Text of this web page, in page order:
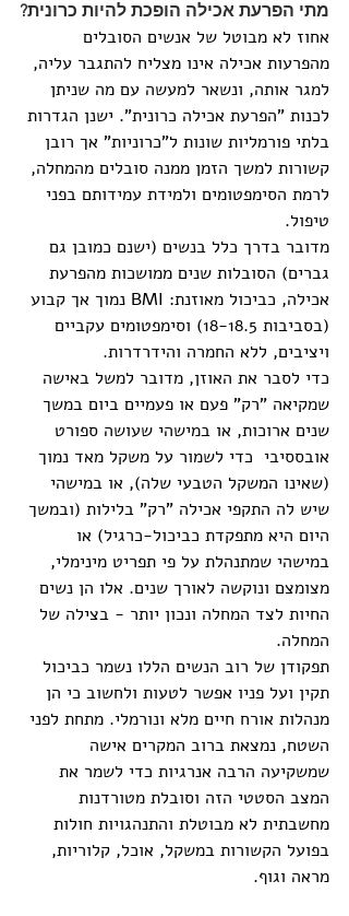
מתי הפרעת אכילה הופכת להיות כרונית?
אחוז לא מבוטל של אנשים הסובלים
מהפרעות אכילה אינו מצליח להתגבר עליה,
למגר אותה, ונשאר למעשה עם מה שניתן
לכנות "הפרעת אכילה כרונית". ישנן הגדרות
בלתי פורמליות שונות ל"כרוניות" אך רובן
קשורות למשך הזמן ממנה סובלים מהמחלה,
לרמת הסימפטומים ולמידת עמידותם בפני
טיפול.
מדובר בדרך כלל בנשים (ישנם כמובן גם
גברים) הסובלות שנים ממושכות מהפרעת
אכילה, כביכול מאוזנת: BMI נמוך אך קבוע
(בסביבות 18-18.5) וסימפטומים עקביים
ויציבים, ללא החמרה והידרדרות.
כדי לסבר את האוזן, מדובר למשל באישה
שמקיאה "רק" פעם או פעמיים ביום במשך
שנים ארוכות, או במישהי שעושה ספורט
אובססיבי  כדי לשמור על משקל מאד נמוך
(שאינו המשקל הטבעי שלה), או במישהי
שיש לה התקפי אכילה "רק" בלילות (ובמשך
היום היא מתפקדת כביכול-כרגיל) או
במישהי שמתנהלת על פי תפריט מינימלי,
מצומצם ונוקשה לאורך שנים. אלו הן נשים
החיות לצד המחלה ונכון יותר - בצילה של
המחלה.
תפקודן של רוב הנשים הללו נשמר כביכול
תקין ועל פניו אפשר לטעות ולחשוב כי הן
מנהלות אורח חיים מלא ונורמלי. מתחת לפני
השטח, נמצאת ברוב המקרים אישה
שמשקיעה הרבה אנרגיות כדי לשמר את
המצב הסטטי הזה וסובלת מטורדנות
מחשבתית לא מבוטלת והתנהגויות חולות
בפועל הקשורות במשקל, אוכל, קלוריות,
מראה וגוף.